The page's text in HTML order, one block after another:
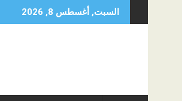
to
السبت, أغسطس 8, 2026